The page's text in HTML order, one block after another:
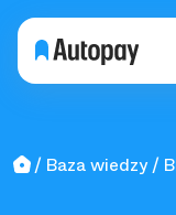
Baza wiedzy